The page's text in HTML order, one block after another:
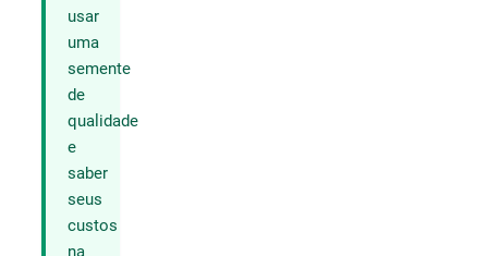
usar
uma
semente
de
qualidade
e
saber
seus
custos
na